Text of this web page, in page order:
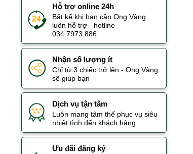
Hỗ trợ online 24h
Bất kể khi bạn cần Ong Vàng
luôn hỗ trợ - hotline
034.7973.886
Nhận số lượng ít
Chỉ từ 3 chiếc trở lên - Ong Vàng
sẽ giúp bạn
Dịch vụ tận tâm
Luôn mang tâm thế phục vụ siêu
nhiệt tình đến khách hàng
Ưu đãi đăng ký